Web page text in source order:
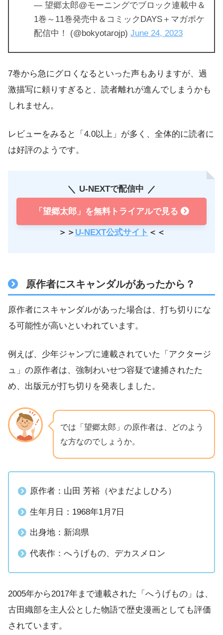
— 望郷太郎@モーニングでブロック連載中＆
1巻～11巻発売中＆コミックDAYS＋マガポケ
配信中！ (@bokyotarojp) June 24, 2023
7巻から急にグロくなるといった声もありますが、過
激描写に頼りすぎると、読者離れが進んでしまうかも
しれません。
レビューをみると「4.0以上」が多く、全体的に読者に
は好評のようです。
U-NEXTで配信中
「望郷太郎」を無料トライアルで見る
＞＞ U-NEXT公式サイト ＜＜
原作者にスキャンダルがあったから？
原作者にスキャンダルがあった場合は、打ち切りにな
る可能性が高いといわれています。
例えば、少年ジャンプに連載されていた「アクタージ
ュ」の原作者は、強制わいせつ容疑で逮捕されたた
め、出版元が打ち切りを発表しました。
では「望郷太郎」の原作者は、どのよう
な方なのでしょうか。
原作者：山田 芳裕（やまだよしひろ）
生年月日：1968年1月7日
出身地：新潟県
代表作：へうげもの、デカスメロン
2005年から2017年まで連載された「へうげもの」は、
古田織部を主人公とした物語で歴史漫画としても評価
されています。